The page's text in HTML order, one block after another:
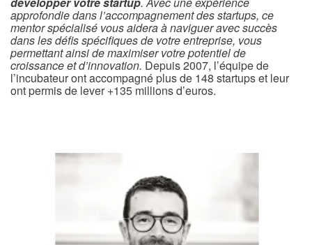
approfondie dans l’accompagnement des startups, ce
mentor spécialisé vous aidera à naviguer avec succès
dans les défis spécifiques de votre entreprise, vous
permettant ainsi de maximiser votre potentiel de
croissance et d’innovation. Depuis 2007, l’équipe de
l’incubateur ont accompagné plus de 148 startups et leur
ont permis de lever +135 millions d’euros.